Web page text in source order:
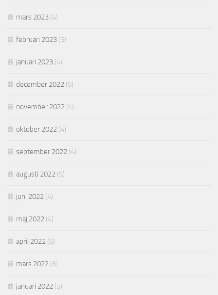
mars 2023 (4)
februari 2023 (5)
januari 2023 (4)
december 2022 (5)
november 2022 (4)
oktober 2022 (4)
september 2022 (4)
augusti 2022 (5)
juni 2022 (4)
maj 2022 (4)
april 2022 (6)
mars 2022 (6)
januari 2022 (5)